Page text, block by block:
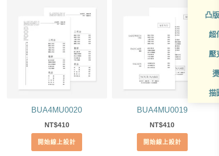
凸
超
壓
描
BUA4MU0020
NT$410
開始線上設計
BUA4MU0019
NT$410
開始線上設計